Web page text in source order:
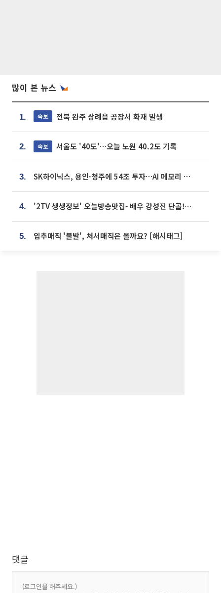
많이 본 뉴스
1. 속보 전북 완주 삼례읍 공장서 화재 발생
2. 속보 서울도 '40도'…오늘 노원 40.2도 기록
3. SK하이닉스, 용인·청주에 54조 투자…AI 메모리 생산기지 키운다
4. '2TV 생생정보' 오늘방송맛집- 배우 강성진 단골! 쌀국수ㆍ푸팟퐁 커리 맛집 '블○○○'
5. 입추매직 '불발', 처서매직은 올까요? [해시태그]
댓글